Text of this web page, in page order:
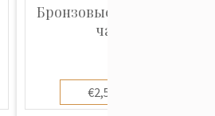
Бронзовые каминные
часы
€2,500.00